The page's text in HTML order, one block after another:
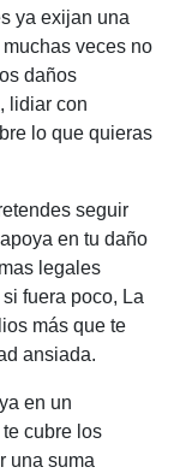
ya exijan una
veces no
daños
lidiar con
lo que quieras
seguir
en tu daño
legales
fuera poco, La
más que te
ansiada.
en un
cubre los
una suma